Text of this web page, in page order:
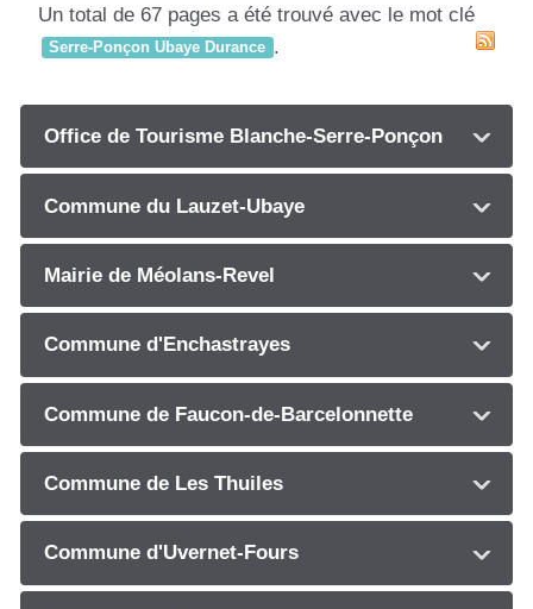
Un total de 67 pages a été trouvé avec le mot clé
Serre-Ponçon Ubaye Durance .
Office de Tourisme Blanche-Serre-Ponçon
Commune du Lauzet-Ubaye
Mairie de Méolans-Revel
Commune d'Enchastrayes
Commune de Faucon-de-Barcelonnette
Commune de Les Thuiles
Commune d'Uvernet-Fours